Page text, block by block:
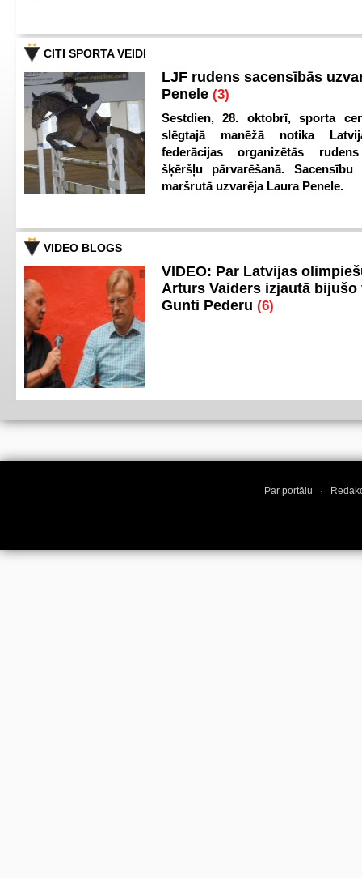
CITI SPORTA VEIDI
LJF rudens sacensībās
Penele (3)
Sestdien, 28. oktobrī, sporta
slēgtajā manēžā notika
federācijas organizētās
šķēršļu pārvarēšanā. Sacensību
maršrutā uzvarēja Laura Penele.
VIDEO BLOGS
VIDEO: Par Latvijas
Arturs Vaiders izjautā bijušo
Gunti Pederu (6)
Par portālu ·